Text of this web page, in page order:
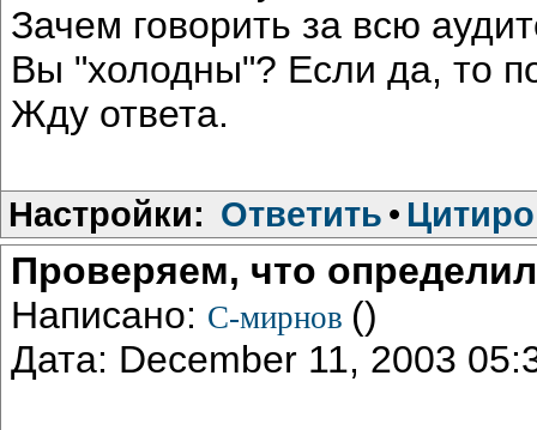
Зачем говорить за всю
Вы "холодны"? Если да, то
Жду ответа.
Настройки: Ответить •
Проверяем, что
Написано: С-мирнов ()
Дата: December 11, 2003